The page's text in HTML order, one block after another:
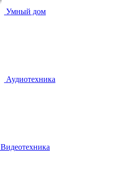
Умный дом
Аудиотехника
Видеотехника